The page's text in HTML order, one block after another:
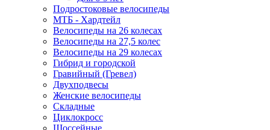
Подростоковые велосипеды
МТБ - Хардтейл
Велосипеды на 26 колесах
Велосипеды на 27,5 колес
Велосипеды на 29 колесах
Гибрид и городской
Гравийный (Гревел)
Двухподвесы
Женские велосипеды
Складные
Циклокросс
Шоссейные